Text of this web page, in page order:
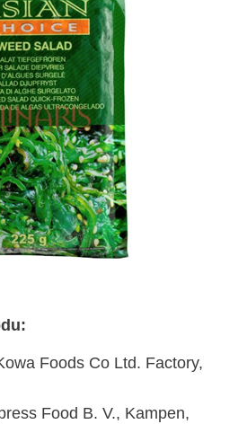
Foods Co Ltd. Factory,
Food B. V., Kampen,